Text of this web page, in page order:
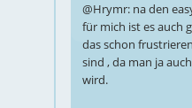
@Hrymr: na den
für mich ist es auch
das schon
sind , da man ja
wird.